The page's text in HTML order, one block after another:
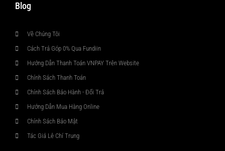
Blog
Về Chúng Tôi
Cách Trả Góp 0% Qua Fundiin
Hướng Dẫn Thanh Toán VNPAY Trên Website
Chính Sách Thanh Toán
Chính Sách Bảo Hành - Đổi Trả
Hướng Dẫn Mua Hàng Online
Chính Sách Bảo Mật
Tác Giả Lê Chí Trung